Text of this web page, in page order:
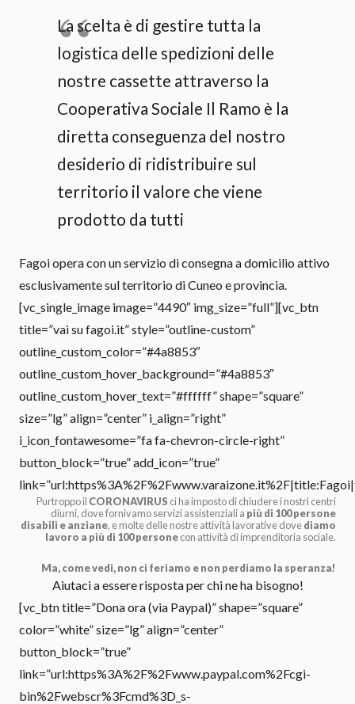
La scelta è di gestire tutta la
logistica delle spedizioni delle
nostre cassette attraverso la
Cooperativa Sociale Il Ramo è la
diretta conseguenza del nostro
desiderio di ridistribuire sul
territorio il valore che viene
prodotto da tutti
Fagoi opera con un servizio di consegna a domicilio attivo
esclusivamente sul territorio di Cuneo e provincia.
[vc_single_image image=”4490″ img_size=”full”][vc_btn
title=”vai su fagoi.it” style=”outline-custom”
outline_custom_color=”#4a8853″
outline_custom_hover_background=”#4a8853″
outline_custom_hover_text=”#ffffff” shape=”square”
size=”lg” align=”center” i_align=”right”
i_icon_fontawesome=”fa fa-chevron-circle-right”
button_block=”true” add_icon=”true”
Purtroppo il CORONAVIRUS ci ha imposto di chiudere i nostri centri
diurni, dove fornivamo servizi assistenziali a più di 100 persone
disabili e anziane, e molte delle nostre attività lavorative dovediamo
lavoro a più di 100 personecon attività di imprenditoria sociale.
Ma, come vedi, non ci feriamo e non perdiamo la speranza!
Aiutaci a essere risposta per chi ne ha bisogno!
[vc_btn title=”Dona ora (via Paypal)” shape=”square”
color=”white” size=”lg” align=”center”
button_block=”true”
link=”url:https%3A%2F%2Fwww.paypal.com%2Fcgi-
bin%2Fwebscr%3Fcmd%3D_s-